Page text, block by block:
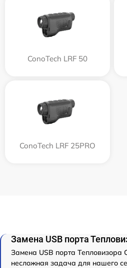
ConoTech LRF 50
ConoTech LRF 25PRO
Замена USB порта
Замена USB порта Тепловизора
несложная задача для нашего